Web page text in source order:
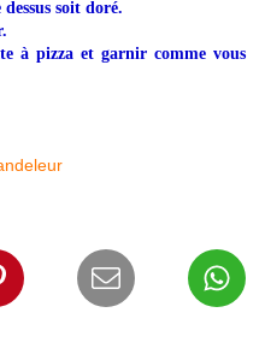
soit doré.
à pizza et garnir comme vous